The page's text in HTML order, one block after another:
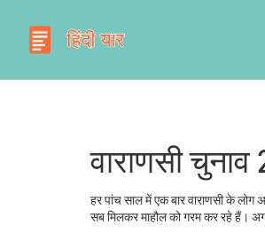
वाराणसी
हर पांच साल में एक बार वाराणसी के लोग
सब मिलकर माहौल को गरम कर रहे हैं।